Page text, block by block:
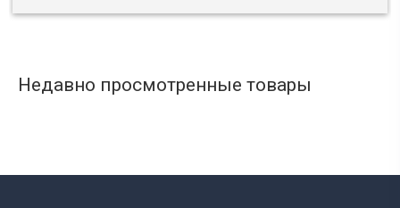
Недавно просмотренные товары